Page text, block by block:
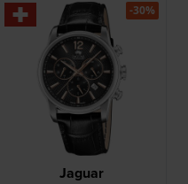
Jaguar
-30%